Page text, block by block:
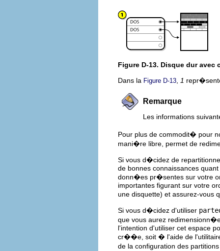
Figure D-13. Disque dur
Dans la Figure D-13, 1
Remarque
Les informations
Pour plus de commodit� pour
mani�re libre, permet de
Si vous d�cidez de
de bonnes connaissances
donn�es pr�sentes sur votre
importantes figurant sur votre
une disquette) et assurez-vous
Si vous d�cidez d'utiliser
que vous aurez
l'intention d'utiliser cet espace
cr��e, soit � l'aide de l'utilitaire
de la configuration des